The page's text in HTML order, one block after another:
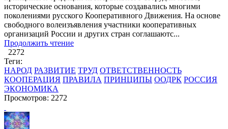
исторические основания, которые создавались многими
поколениями русского Кооперативного Движения. На основе
свободного волеизъявления участники кооперативных
организаций России и других стран соглашаютс...
Продолжить чтение
2272
Теги:
НАРОД РАЗВИТИЕ ТРУД ОТВЕТСТВЕННОСТЬ
КООПЕРАЦИЯ ПРАВИЛА ПРИНЦИПЫ ООДРК РОССИЯ
ЭКОНОМИКА
Просмотров: 2272